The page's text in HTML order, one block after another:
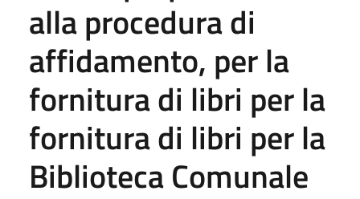
alla procedura di
affidamento, per la
fornitura di libri per la
fornitura di libri per la
Biblioteca Comunale